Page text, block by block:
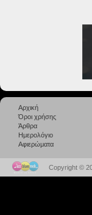
Αρχική
Όροι χρήσης
Άρθρα
Ημερολόγιο
Αφιερώματα
Copyright ©